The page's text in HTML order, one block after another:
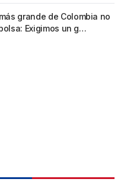
grande de Colombia no
Exigimos un g…